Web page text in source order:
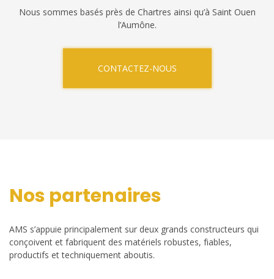
Nous sommes basés près de Chartres ainsi qu’à Saint Ouen
l’Aumône.
CONTACTEZ-NOUS
Nos partenaires
AMS s’appuie principalement sur deux grands constructeurs qui
conçoivent et fabriquent des matériels robustes, fiables,
productifs et techniquement aboutis.